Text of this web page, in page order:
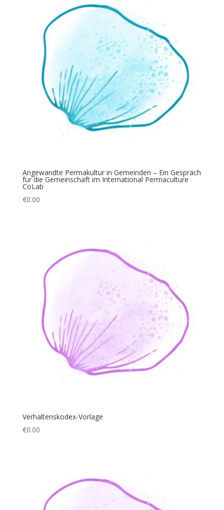
Angewandte Permakultur in Gemeinden – Ein Gespräch
für die Gemeinschaft im International Permaculture
CoLab
€0.00
Verhaltenskodex-Vorlage
€0.00